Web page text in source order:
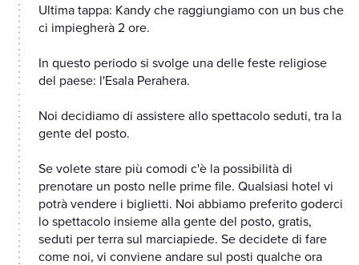
Ultima tappa: Kandy che raggiungiamo con un bus che
ci impiegherà 2 ore.
In questo periodo si svolge una delle feste religiose
del paese: l'Esala Perahera.
Noi decidiamo di assistere allo spettacolo seduti, tra la
gente del posto.
Se volete stare più comodi c'è la possibilità di
prenotare un posto nelle prime file. Qualsiasi hotel vi
potrà vendere i biglietti. Noi abbiamo preferito goderci
lo spettacolo insieme alla gente del posto, gratis,
seduti per terra sul marciapiede. Se decidete di fare
come noi, vi conviene andare sul posti qualche ora